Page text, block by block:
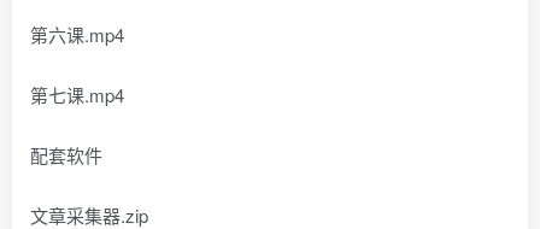
第六课.mp4
第七课.mp4
配套软件
文章采集器.zip